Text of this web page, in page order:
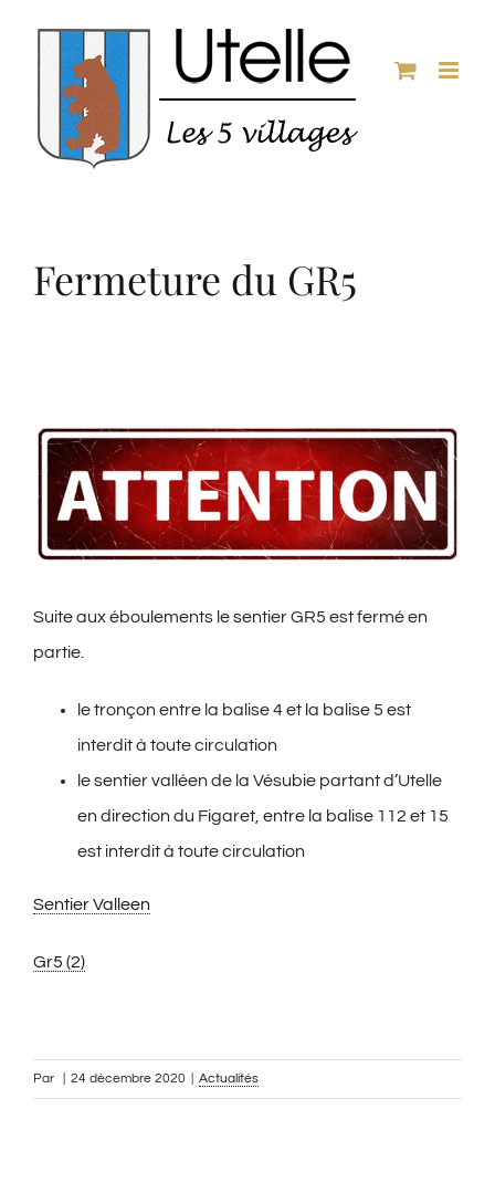
contenu
Fermeture du GR5
Voir
l'image
agrandie
Suite aux éboulements le sentier GR5 est fermé en
partie.
le tronçon entre la balise 4 et la balise 5 est
interdit à toute circulation
le sentier valléen de la Vésubie partant d’Utelle
en direction du Figaret, entre la balise 112 et 15
est interdit à toute circulation
Sentier Valleen
Gr5 (2)
Par 24 décembre 2020 Actualités